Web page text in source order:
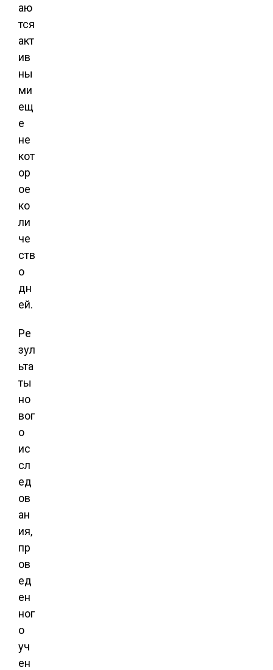
аю
тся
акт
ив
ны
ми
ещ
е
не
кот
ор
ое
ко
ли
че
ств
о
дн
ей.
Ре
зул
ьта
ты
но
вог
о
ис
сл
ед
ов
ан
ия,
пр
ов
ед
ен
ног
о
уч
ен